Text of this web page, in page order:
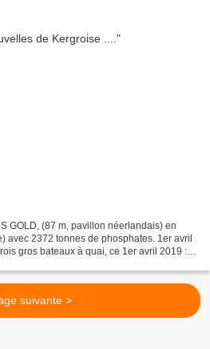
GOLD, (87 m, pavillon néerlandais) en
avec 2372 tonnes de phosphates. 1er avril
gros bateaux à quai, ce 1er avril 2019 :
suivante >